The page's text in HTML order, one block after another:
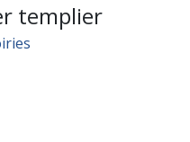
templier